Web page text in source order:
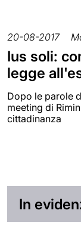
20-08-2017
Ius soli:
legge
Dopo le parole
meeting di
cittadinanza
In